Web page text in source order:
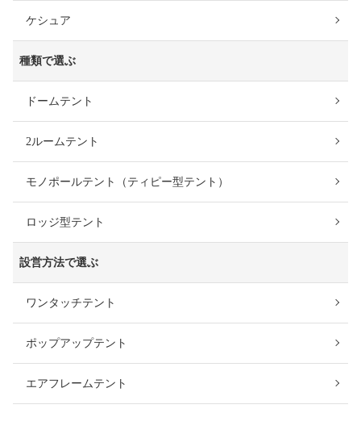
ケシュア
種類で選ぶ
ドームテント
2ルームテント
モノポールテント（ティピー型テント）
ロッジ型テント
設営方法で選ぶ
ワンタッチテント
ポップアップテント
エアフレームテント